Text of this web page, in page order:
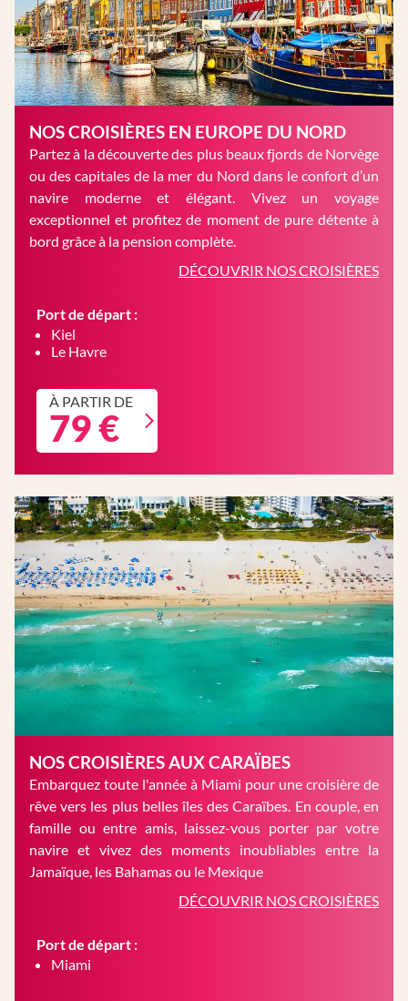
NOS CROISIÈRES EN EUROPE DU NORD
Partez à la découverte des plus beaux fjords de Norvège
ou des capitales de la mer du Nord dans le confort d’un
navire moderne et élégant. Vivez un voyage
exceptionnel et profitez de moment de pure détente à
bord grâce à la pension complète.
DÉCOUVRIR NOS CROISIÈRES
Port de départ :
Kiel
Le Havre
À PARTIR DE
79 €
NOS CROISIÈRES AUX CARAÏBES
Embarquez toute l'année à Miami pour une croisière de
rêve vers les plus belles îles des Caraïbes. En couple, en
famille ou entre amis, laissez-vous porter par votre
navire et vivez des moments inoubliables entre la
Jamaïque, les Bahamas ou le Mexique
DÉCOUVRIR NOS CROISIÈRES
Port de départ :
Miami